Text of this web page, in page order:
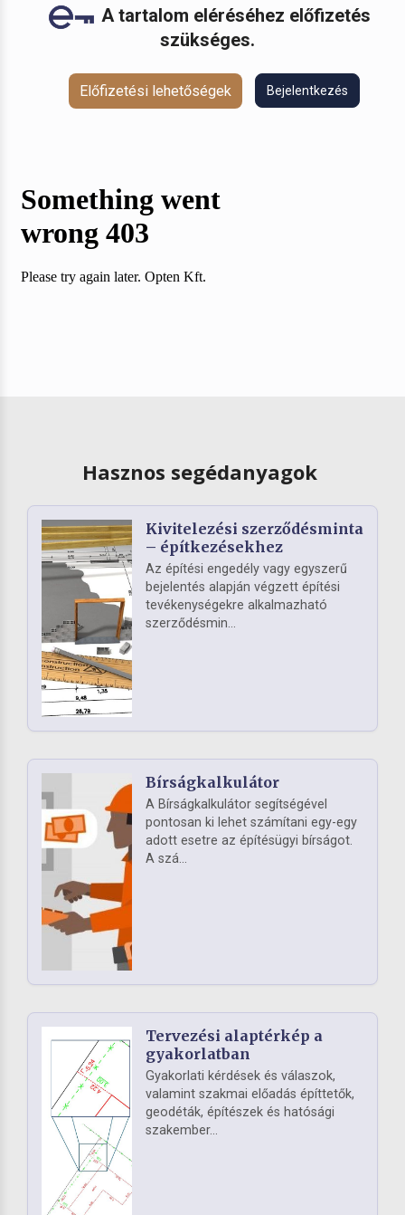
A tartalom eléréséhez előfizetés
szükséges.
Előfizetési lehetőségek Bejelentkezés
Hasznos segédanyagok
Kivitelezési szerződésminta
– építkezésekhez
Az építési engedély vagy egyszerű
bejelentés alapján végzett építési
tevékenységekre alkalmazható
szerződésmin...
Bírságkalkulátor
A Bírságkalkulátor segítségével
pontosan ki lehet számítani egy-egy
adott esetre az építésügyi bírságot.
A szá...
Tervezési alaptérkép a
gyakorlatban
Gyakorlati kérdések és válaszok,
valamint szakmai előadás építtetők,
geodéták, építészek és hatósági
szakember...